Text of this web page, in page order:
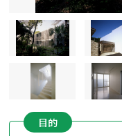
目的